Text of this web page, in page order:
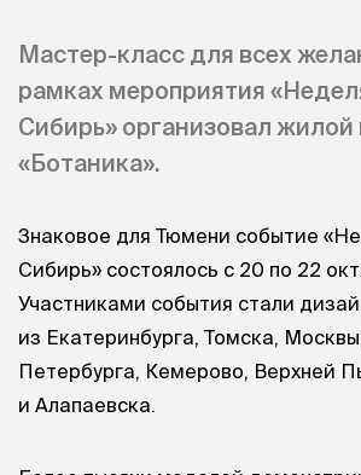
Мастер-класс для всех
рамках мероприятия
Сибирь» организовал жилой
«Ботаника».
Знаковое для Тюмени событие
Сибирь» состоялось с 20 по 22
Участниками события стали
из Екатеринбурга, Томска,
Петербурга, Кемерово, Верхней
и Алапаевска.